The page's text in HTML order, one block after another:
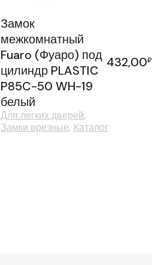
Замок
межкомнатный
Fuaro (Фуаро) под
цилиндр PLASTIC
P85C-50 WH-19
белый
432,00₽
Для легких дверей
Замки врезные Каталог